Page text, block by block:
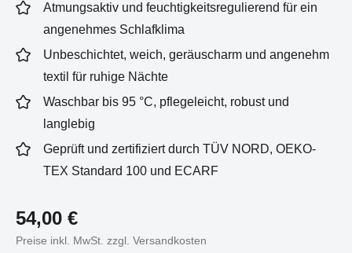
Atmungsaktiv und feuchtigkeitsregulierend für ein
angenehmes Schlafklima
Unbeschichtet, weich, geräuscharm und angenehm
textil für ruhige Nächte
Waschbar bis 95 °C, pflegeleicht, robust und
langlebig
Geprüft und zertifiziert durch TÜV NORD, OEKO-
TEX Standard 100 und ECARF
Regulärer Preis:
54,00 €
Preise inkl. MwSt. zzgl. Versandkosten